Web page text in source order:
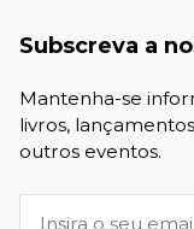
Subscreva a
Mantenha-se
livros,
outros eventos.